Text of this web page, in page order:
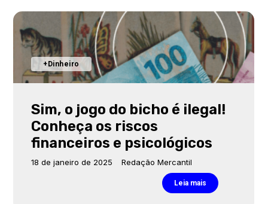
+Dinheiro
Sim, o jogo do bicho é ilegal!
Conheça os riscos
financeiros e psicológicos
18 de janeiro de 2025 Redação Mercantil
Leia mais